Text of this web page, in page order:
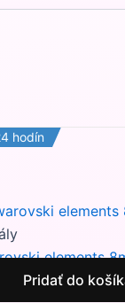
hodín
elements
Pridať do